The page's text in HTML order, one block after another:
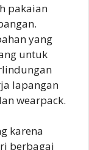
pakaian
yang
untuk
lapangan
wearpack.
karena
berbagai